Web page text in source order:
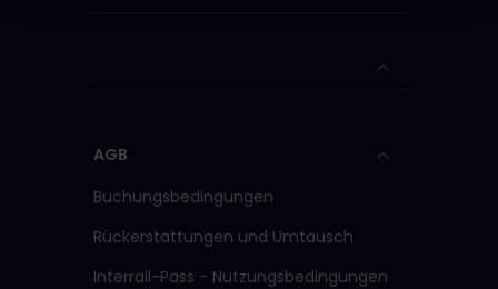
AGB
Buchungsbedingungen
Rückerstattungen und Umtausch
Interrail-Pass - Nutzungsbedingungen